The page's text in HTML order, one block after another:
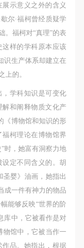
示意义之外的含义
尔·福柯曾经质疑学
。福柯对“真理”的表
样的学科原本应该
识生产体系却建立在
上的。
学科知识是可变化
和阐释物质文化产
《博物馆和知识的形
柯理论在博物馆界
时，她富有洞察力地
定不同含义的。胡
圣婴》油画，她指出
成一件有神力的物品
能够反映“世界的阶
库中，它被看作是对
物馆中，它被当作一
品。她指出，根据
范围
方肖像的作品内
央美术学院校园
或执行的一切活
权的任何媒介
承担。
需支付甲方任何
范围
方肖像的作品内
央美术学院校园
或执行的一切活
权的任何媒介
承担。
需支付甲方任何
范围
方肖像的作品内
央美术学院校园
或执行的一切活
权的任何媒介
承担。
需支付甲方任何